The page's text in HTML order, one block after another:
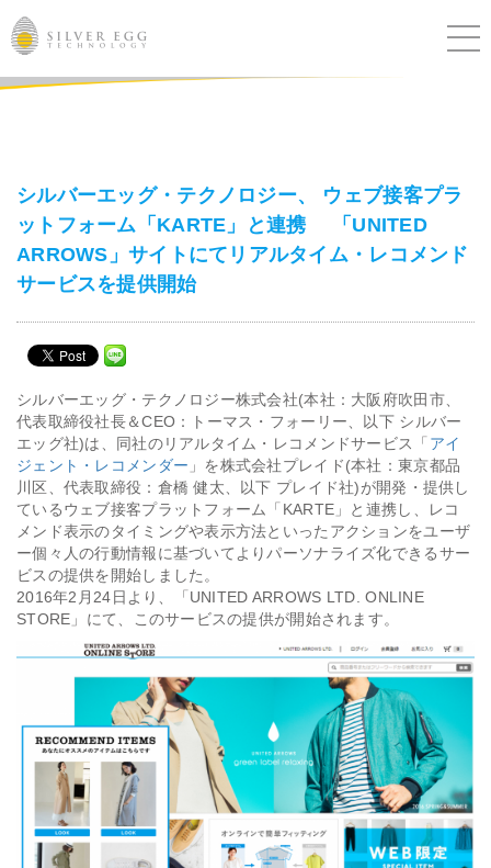
導入事例
ブログ
セミナー
ニュース
IR
会社情報
採用
資料ダウンロード
お問い合わせ
シルバーエッグ・テクノロジー、 ウェブ接客プラ
ットフォーム「KARTE」と連携 「UNITED
ARROWS」サイトにてリアルタイム・レコメンド
サービスを提供開始
シルバーエッグ・テクノロジー株式会社(本社：大阪府吹田市、
代表取締役社長＆CEO：トーマス・フォーリー、以下 シルバー
エッグ社)は、同社のリアルタイム・レコメンドサービス「 アイ
ジェント・レコメンダー 」を株式会社プレイド(本社：東京都品
川区、代表取締役：倉橋 健太、以下 プレイド社)が開発・提供し
ているウェブ接客プラットフォーム「KARTE」と連携し、レコ
メンド表示のタイミングや表示方法といったアクションをユーザ
ー個々人の行動情報に基づいてよりパーソナライズ化できるサー
ビスの提供を開始しました。
2016年2月24日より、「UNITED ARROWS LTD. ONLINE
STORE」にて、このサービスの提供が開始されます。